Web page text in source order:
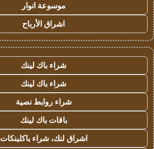
موسوعة انوار
اشراق الأرباح
شراء باك لينك
شراء باك لينك
شراء روابط نصية
باقات باك لينك
اشراق لنك، شراء باكلينكات